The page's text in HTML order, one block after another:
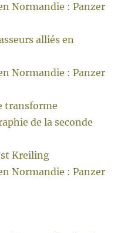
Normandie : Panzer
alliés en
Normandie : Panzer
transforme
de la seconde
Kreiling
Normandie : Panzer